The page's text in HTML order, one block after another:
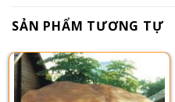
SẢN PHẨM TƯƠNG TỰ